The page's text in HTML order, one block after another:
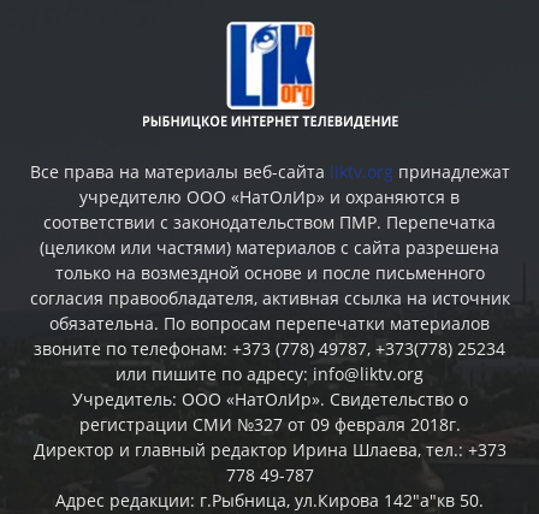
Все права на материалы веб-сайта liktv.org принадлежат
учредителю ООО «НатОлИр» и охраняются в
соответствии с законодательством ПМР. Перепечатка
(целиком или частями) материалов c сайта разрешена
только на возмездной основе и после письменного
согласия правообладателя, активная ссылка на источник
обязательна. По вопросам перепечатки материалов
звоните по телефонам: +373 (778) 49787, +373(778) 25234
или пишите по адресу: info@liktv.org
Учредитель: ООО «НатОлИр». Свидетельство о
регистрации СМИ №327 от 09 февраля 2018г.
Директор и главный редактор Ирина Шлаева, тел.: +373
778 49-787
Адрес редакции: г.Рыбница, ул.Кирова 142"а"кв 50.